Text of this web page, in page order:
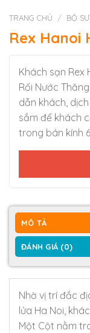
TRANG CHỦ / BỘ
Rex Hanoi
Khách sạn Rex
Rối Nước
dẫn khách,
sắm để khách
trong bán kính
MÔ TẢ
ĐÁNH GIÁ (0)
Nhờ vị trí đắc
lửa Ha Noi,
Một Cột nằm